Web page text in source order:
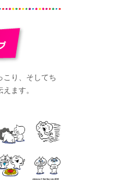
こり、そしてち
ます。